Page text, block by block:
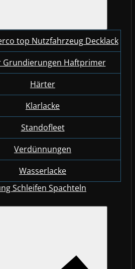
top Nutzfahrzeug Decklack
Grundierungen Haftprimer
Härter
Klarlacke
Standofleet
Verdünnungen
Wasserlacke
Schleifen Spachteln